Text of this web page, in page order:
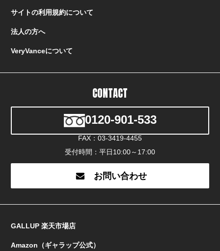
サイトの利用規約について
法人の方へ
VeryVanceについて
CONTACT
0120-901-533
FAX：03-3419-4455
受付時間：平日10:00～17:00
お問い合わせ
GALLUP 楽天市場店
Amazon（ギャラップ公式）